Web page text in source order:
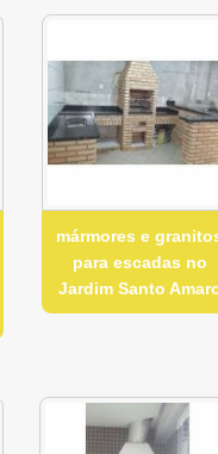
mármores e
para escadas no
Jardim Santo